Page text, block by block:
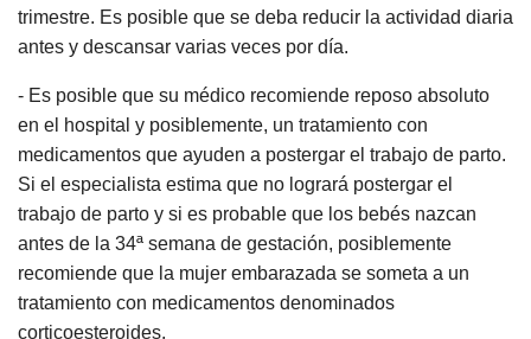
trimestre. Es posible que se deba reducir la actividad diaria
antes y descansar varias veces por día.
- Es posible que su médico recomiende reposo absoluto
en el hospital y posiblemente, un tratamiento con
medicamentos que ayuden a postergar el trabajo de parto.
Si el especialista estima que no logrará postergar el
trabajo de parto y si es probable que los bebés nazcan
antes de la 34ª semana de gestación, posiblemente
recomiende que la mujer embarazada se someta a un
tratamiento con medicamentos denominados
corticoesteroides.